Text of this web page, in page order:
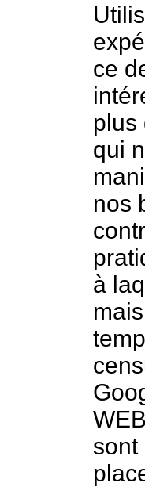
ce
plus
qui
nos
à
sont